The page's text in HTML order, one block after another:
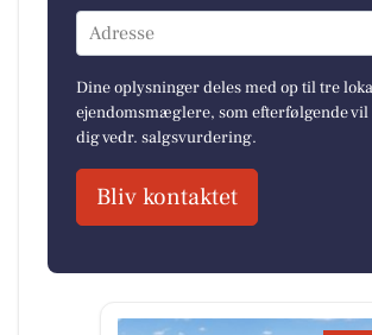
Adresse
Dine oplysninger deles med op til tre
ejendomsmæglere, som efterfølgende vil
dig vedr. salgsvurdering.
Bliv kontaktet